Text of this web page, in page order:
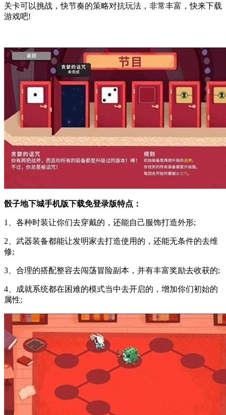
关卡可以挑战，快节奏的策略对抗玩法，非常丰富，快来下载
游戏吧!
骰子地下城手机版下载免登录版特点：
1、各种时装让你们去穿戴的，还能自己服饰打造外形;
2、武器装备都能让发明家去打造使用的，还能无条件的去维
修;
3、合理的搭配整容去闯荡冒险副本，并有丰富奖励去收获的;
4、成就系统都在困难的模式当中去开启的，增加你们初始的
属性;